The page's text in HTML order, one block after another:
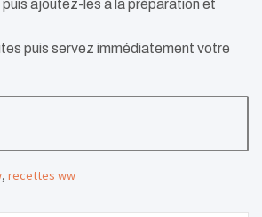
ajoutez-les à la préparation et
puis servez immédiatement votre
, recettes ww